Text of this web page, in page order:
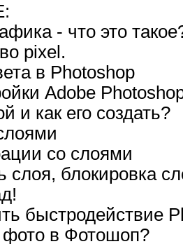
- что это
pixel.
в Photoshop
Adobe
и как его создать?
со слоями
слоя, блокировка
быстродействие
фото в Фотошоп?